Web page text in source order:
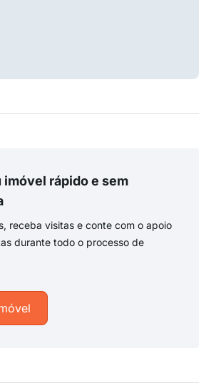
imóvel rápido e sem
receba visitas e conte com o apoio
durante todo o processo de